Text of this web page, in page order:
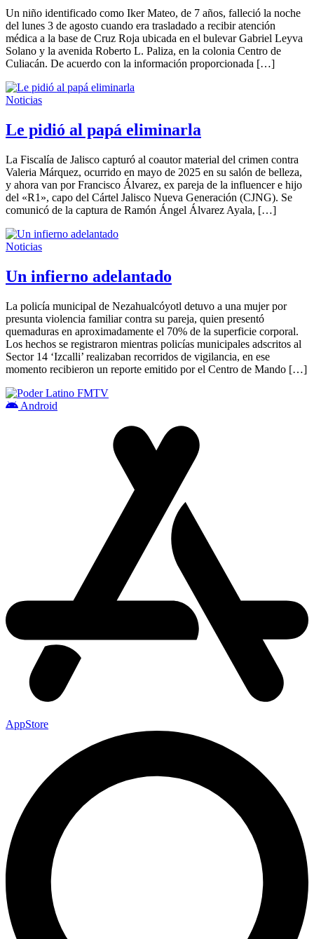
Un niño identificado como Iker Mateo, de 7 años, falleció la noche
del lunes 3 de agosto cuando era trasladado a recibir atención
médica a la base de Cruz Roja ubicada en el bulevar Gabriel Leyva
Solano y la avenida Roberto L. Paliza, en la colonia Centro de
Culiacán. De acuerdo con la información proporcionada […]
Noticias
Le pidió al papá eliminarla
La Fiscalía de Jalisco capturó al coautor material del crimen contra
Valeria Márquez, ocurrido en mayo de 2025 en su salón de belleza,
y ahora van por Francisco Álvarez, ex pareja de la influencer e hijo
del «R1», capo del Cártel Jalisco Nueva Generación (CJNG). Se
comunicó de la captura de Ramón Ángel Álvarez Ayala, […]
Noticias
Un infierno adelantado
La policía municipal de Nezahualcóyotl detuvo a una mujer por
presunta violencia familiar contra su pareja, quien presentó
quemaduras en aproximadamente el 70% de la superficie corporal.
Los hechos se registraron mientras policías municipales adscritos al
Sector 14 ‘Izcalli’ realizaban recorridos de vigilancia, en ese
momento recibieron un reporte emitido por el Centro de Mando […]
Android
AppStore